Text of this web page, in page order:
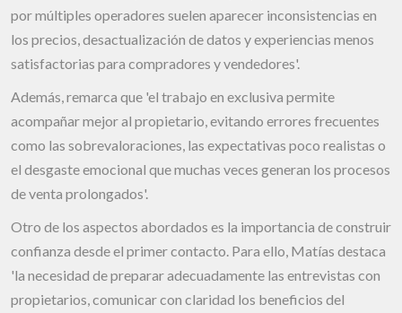
por múltiples operadores suelen aparecer inconsistencias en
los precios, desactualización de datos y experiencias menos
satisfactorias para compradores y vendedores'.
Además, remarca que 'el trabajo en exclusiva permite
acompañar mejor al propietario, evitando errores frecuentes
como las sobrevaloraciones, las expectativas poco realistas o
el desgaste emocional que muchas veces generan los procesos
de venta prolongados'.
Otro de los aspectos abordados es la importancia de construir
confianza desde el primer contacto. Para ello, Matías destaca
'la necesidad de preparar adecuadamente las entrevistas con
propietarios, comunicar con claridad los beneficios del